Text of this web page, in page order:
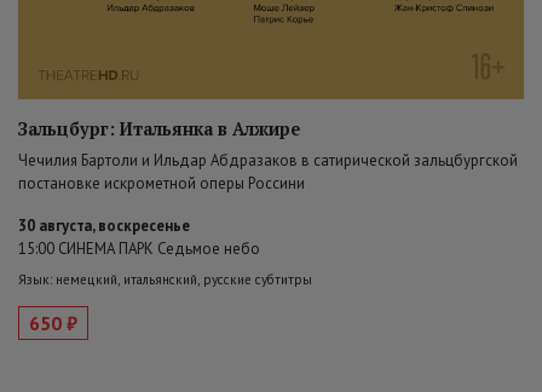
Зальцбург: Итальянка в Алжире
Чечилия Бартоли и Ильдар Абдразаков в сатирической зальцбургской
постановке искрометной оперы Россини
30 августа, воскресенье
15:00 СИНЕМА ПАРК Седьмое небо
Язык: немецкий, итальянский, русские субтитры
650 ₽